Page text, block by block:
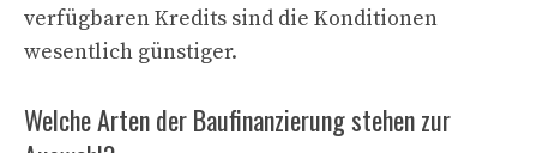
verfügbaren Kredits sind die Konditionen
wesentlich günstiger.
Welche Arten der Baufinanzierung stehen zur